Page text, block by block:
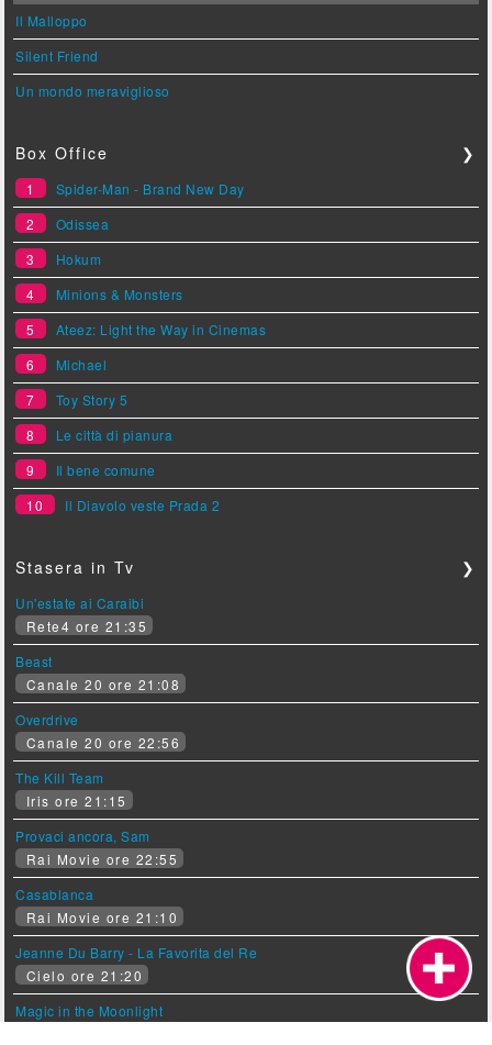
Il Malloppo
Silent Friend
Un mondo meraviglioso
Box Office ❯
1
Spider-Man - Brand New Day
2
Odissea
3
Hokum
4
Minions & Monsters
5
Ateez: Light the Way in Cinemas
6
Michael
7
Toy Story 5
8
Le città di pianura
9
Il bene comune
10
Il Diavolo veste Prada 2
Stasera in Tv ❯
Un'estate ai Caraibi
Rete4 ore 21:35
Beast
Canale 20 ore 21:08
Overdrive
Canale 20 ore 22:56
The Kill Team
Iris ore 21:15
Provaci ancora, Sam
Rai Movie ore 22:55
Casablanca
Rai Movie ore 21:10
Jeanne Du Barry - La Favorita del Re
Cielo ore 21:20
Magic in the Moonlight